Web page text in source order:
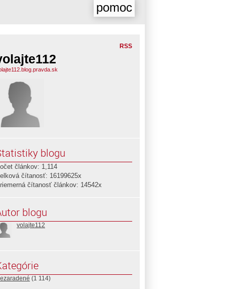
pomoc
RSS
blogu
článkov: 1,114
čítanosť: 16199625x
čítanosť článkov: 14542x
blogu
volajte112
(1 114)